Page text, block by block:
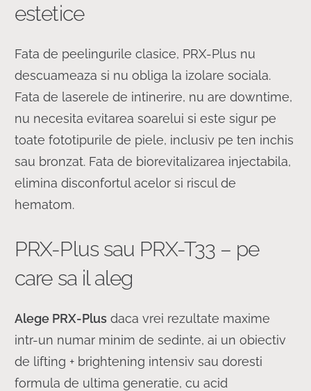
estetice
Fata de peelingurile clasice, PRX-Plus nu
descuameaza si nu obliga la izolare sociala.
Fata de laserele de intinerire, nu are downtime,
nu necesita evitarea soarelui si este sigur pe
toate fototipurile de piele, inclusiv pe ten inchis
sau bronzat. Fata de biorevitalizarea injectabila,
elimina disconfortul acelor si riscul de
hematom.
PRX-Plus sau PRX-T33 – pe
care sa il aleg
Alege PRX-Plus daca vrei rezultate maxime
intr-un numar minim de sedinte, ai un obiectiv
de lifting + brightening intensiv sau doresti
formula de ultima generatie, cu acid